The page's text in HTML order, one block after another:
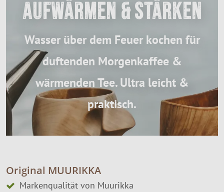
AUFWÄRMEN & STÄRKEN
Wasser über dem Feuer kochen für
duftenden Morgenkaffee &
wärmenden Tee. Ultra leicht &
praktisch.
Original MUURIKKA
Markenqualität von Muurikka